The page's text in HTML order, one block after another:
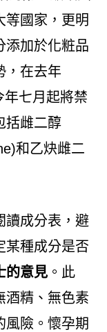
等國家，更明
添加於化粧品
，在去年
年七月起將禁
括雌二醇
和乙炔雌二
讀成分表，避
某種成分是否
的意見。此
酒精、無色素
風險。懷孕期